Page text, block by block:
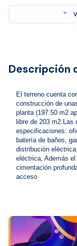
expand_more
Descripción
El terreno cuenta
construcción de
planta (197.50 m2
libre de 203
especificaciones:
batería de baños,
distribución
eléctrica, Además
cimentación
acceso